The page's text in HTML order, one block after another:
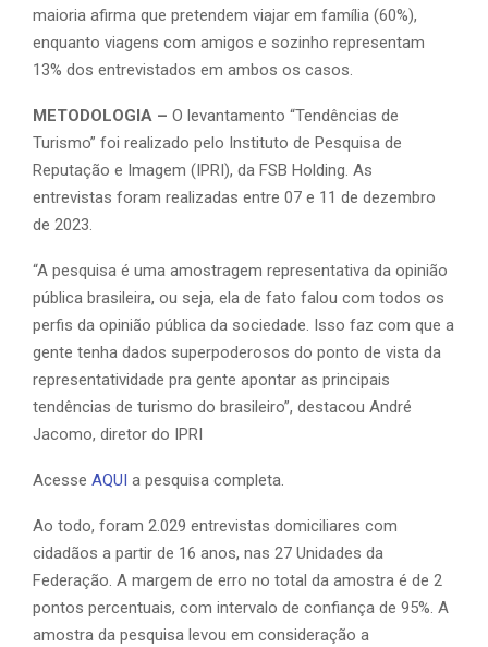
maioria afirma que pretendem viajar em família (60%),
enquanto viagens com amigos e sozinho representam
13% dos entrevistados em ambos os casos.
METODOLOGIA – O levantamento “Tendências de
Turismo” foi realizado pelo Instituto de Pesquisa de
Reputação e Imagem (IPRI), da FSB Holding. As
entrevistas foram realizadas entre 07 e 11 de dezembro
de 2023.
“A pesquisa é uma amostragem representativa da opinião
pública brasileira, ou seja, ela de fato falou com todos os
perfis da opinião pública da sociedade. Isso faz com que a
gente tenha dados superpoderosos do ponto de vista da
representatividade pra gente apontar as principais
tendências de turismo do brasileiro”, destacou André
Jacomo, diretor do IPRI
Acesse AQUI a pesquisa completa.
Ao todo, foram 2.029 entrevistas domiciliares com
cidadãos a partir de 16 anos, nas 27 Unidades da
Federação. A margem de erro no total da amostra é de 2
pontos percentuais, com intervalo de confiança de 95%. A
amostra da pesquisa levou em consideração a